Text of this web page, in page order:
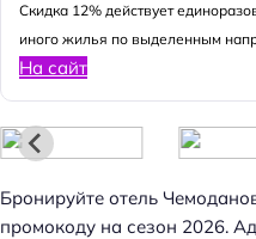
Cкидка 12% действует
иного жилья по выделенным
На сайт
Бронируйте отель
промокоду на сезон 2026.